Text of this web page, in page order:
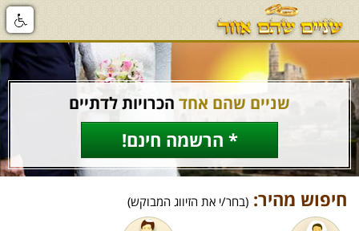
שניים שהם אחד הכרויות לדתיים
* הרשמה חינם!
חיפוש מהיר: (בחר/י את הזיווג המבוקש)